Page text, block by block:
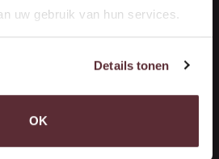
uw gebruik van hun services.
Details tonen
OK